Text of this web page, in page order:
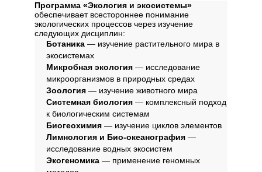
Программа «Экология и экосистемы»
обеспечивает всестороннее понимание
экологических процессов через изучение
следующих дисциплин:
Ботаника — изучение растительного мира в
экосистемах
Микробная экология — исследование
микроорганизмов в природных средах
Зоология — изучение животного мира
Системная биология — комплексный подход
к биологическим системам
Биогеохимия — изучение циклов элементов
Лимнология и Био-океанография —
исследование водных экосистем
Экогеномика — применение геномных